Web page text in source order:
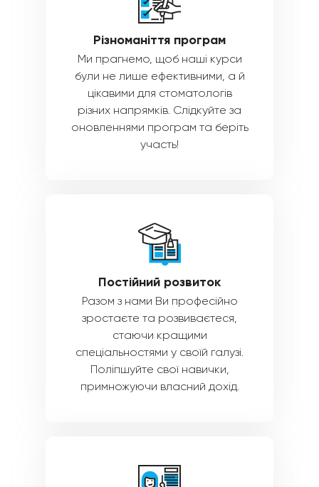
Різноманіття програм
Ми прагнемо, щоб наші курси
були не лише ефективними, а й
цікавими для стоматологів
різних напрямків. Слідкуйте за
оновленнями програм та беріть
участь!
Постійний розвиток
Разом з нами Ви професійно
зростаєте та розвиваєтеся,
стаючи кращими
спеціальностями у своїй галузі.
Поліпшуйте свої навички,
примножуючи власний дохід.